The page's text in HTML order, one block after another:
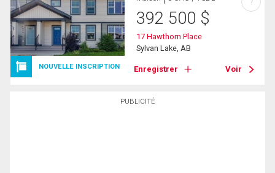
PUBLICITÉ
NOUVELLE INSCRIPTION
392 500 $
17 Hawthorn Place
Sylvan Lake, AB
Enregistrer Voir